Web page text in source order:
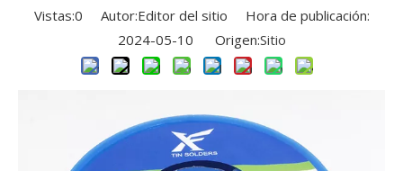
Vistas:0 Autor:Editor del sitio Hora de publicación:
2024-05-10 Origen:Sitio